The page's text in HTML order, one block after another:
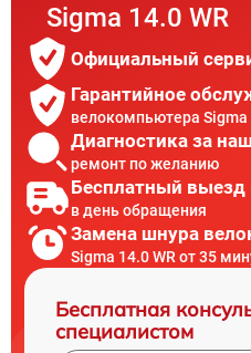
Sigma 14.0 WR
Официальный
Гарантийное
велокомпьютера Sigma
Диагностика за
ремонт по желанию
Бесплатный выезд
в день обращения
Замена шнура
Sigma 14.0 WR от 35
Бесплатная
специалистом